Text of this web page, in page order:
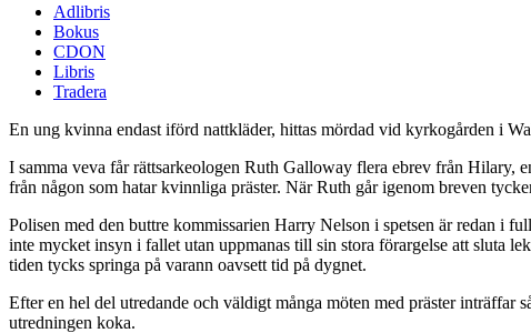
Adlibris
Bokus
CDON
Libris
Tradera
En ung kvinna endast iförd nattkläder, hittas mördad vid kyrkogården i
I samma veva får rättsarkeologen Ruth Galloway flera ebrev från Hilary,
från någon som hatar kvinnliga präster. När Ruth går igenom breven
Polisen med den buttre kommissarien Harry Nelson i spetsen är redan i
inte mycket insyn i fallet utan uppmanas till sin stora förargelse att sluta
tiden tycks springa på varann oavsett tid på dygnet.
Efter en hel del utredande och väldigt många möten med präster
utredningen koka.